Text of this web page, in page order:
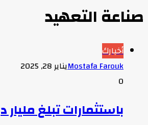
صناعة التعهيد
أخبارك
Mostafa Faroukيناير 28, 2025
0
باستثمارات تبلغ